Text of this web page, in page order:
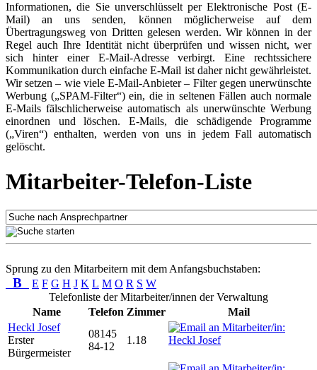
Informationen, die Sie unverschlüsselt per Elektronische Post (E-
Mail) an uns senden, können möglicherweise auf dem
Übertragungsweg von Dritten gelesen werden. Wir können in der
Regel auch Ihre Identität nicht überprüfen und wissen nicht, wer
sich hinter einer E-Mail-Adresse verbirgt. Eine rechtssichere
Kommunikation durch einfache E-Mail ist daher nicht gewährleistet.
Wir setzen – wie viele E-Mail-Anbieter – Filter gegen unerwünschte
Werbung („SPAM-Filter“) ein, die in seltenen Fällen auch normale
E-Mails fälschlicherweise automatisch als unerwünschte Werbung
einordnen und löschen. E-Mails, die schädigende Programme
(„Viren“) enthalten, werden von uns in jedem Fall automatisch
gelöscht.
Mitarbeiter-Telefon-Liste
Sprung zu den Mitarbeitern mit dem Anfangsbuchstaben:
B E F G H J K L M O R S W
Telefonliste der Mitarbeiter/innen der Verwaltung
Name
Telefon Zimmer
Mail
Heckl Josef
Erster
Bürgermeister
08145
84-12
1.18